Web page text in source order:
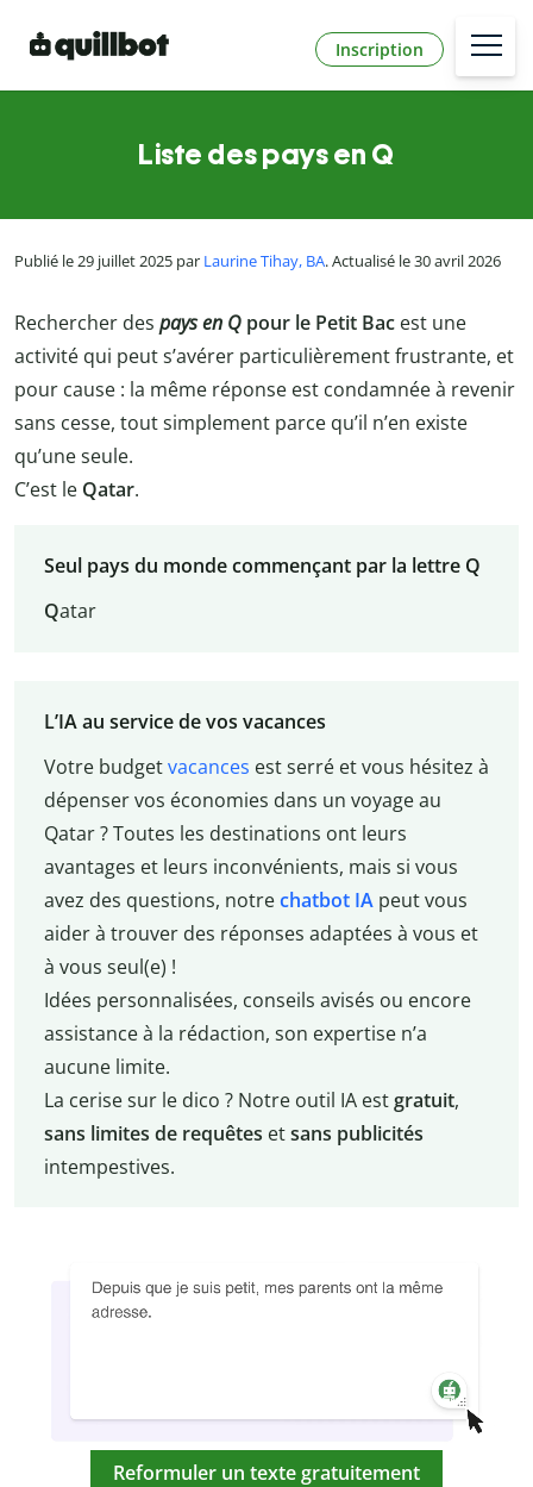
Inscription
Liste des pays en Q
Publié le 29 juillet 2025 par Laurine Tihay, BA. Actualisé le 30 avril 2026
Rechercher des pays en Q pour le Petit Bac est une
activité qui peut s’avérer particulièrement frustrante, et
pour cause : la même réponse est condamnée à revenir
sans cesse, tout simplement parce qu’il n’en existe
qu’une seule.
C’est le Qatar.
Seul pays du monde commençant par la lettre Q
Qatar
L’IA au service de vos vacances
Votre budgetvacances est serré et vous hésitez à
dépenser vos économies dans un voyage au
Qatar ? Toutes les destinations ont leurs
avantages et leurs inconvénients, mais si vous
avez des questions, notrechatbot IApeut vous
aider à trouver des réponses adaptées à vous et
à vous seul(e) !
Idées personnalisées, conseils avisés ou encore
assistance à la rédaction, son expertise n’a
aucune limite.
La cerise sur le dico ? Notre outil IA estgratuit,
sans limites de requêtes etsans publicités
intempestives.
Reformuler un texte gratuitement